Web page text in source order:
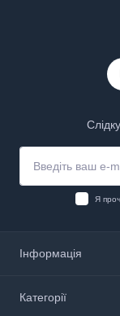
Я
Інформація
Доставка і оплата
Категорії